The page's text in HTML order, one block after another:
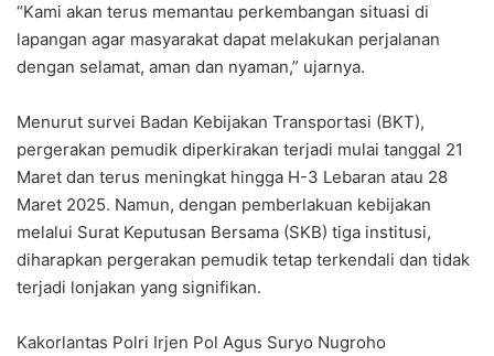
“Kami akan terus memantau perkembangan situasi di
lapangan agar masyarakat dapat melakukan perjalanan
dengan selamat, aman dan nyaman,” ujarnya.
Menurut survei Badan Kebijakan Transportasi (BKT),
pergerakan pemudik diperkirakan terjadi mulai tanggal 21
Maret dan terus meningkat hingga H-3 Lebaran atau 28
Maret 2025. Namun, dengan pemberlakuan kebijakan
melalui Surat Keputusan Bersama (SKB) tiga institusi,
diharapkan pergerakan pemudik tetap terkendali dan tidak
terjadi lonjakan yang signifikan.
Kakorlantas Polri Irjen Pol Agus Suryo Nugroho